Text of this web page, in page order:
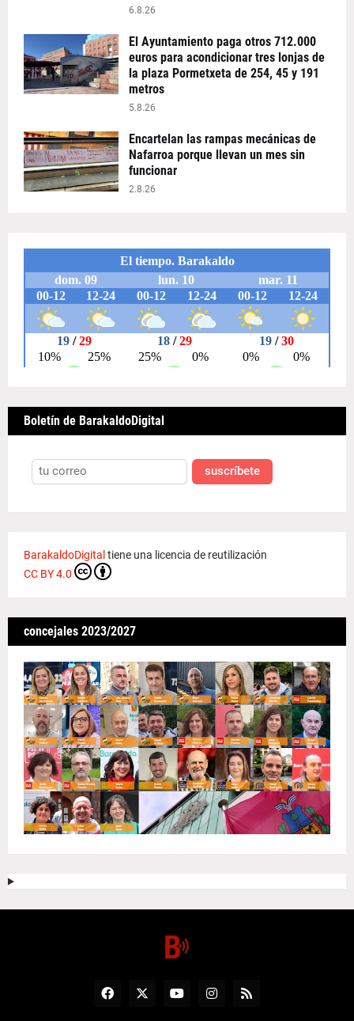
6.8.26
El Ayuntamiento paga otros 712.000
euros para acondicionar tres lonjas de
la plaza Pormetxeta de 254, 45 y 191
metros
5.8.26
Encartelan las rampas mecánicas de
Nafarroa porque llevan un mes sin
funcionar
2.8.26
Boletín de BarakaldoDigital
suscríbete
BarakaldoDigital tiene una licencia de reutilización
CC BY 4.0
concejales 2023/2027